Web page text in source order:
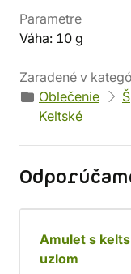
Parametre
Váha: 10 g
Zaradené v
Oblečenie
Keltské
Amulet s
uzlom